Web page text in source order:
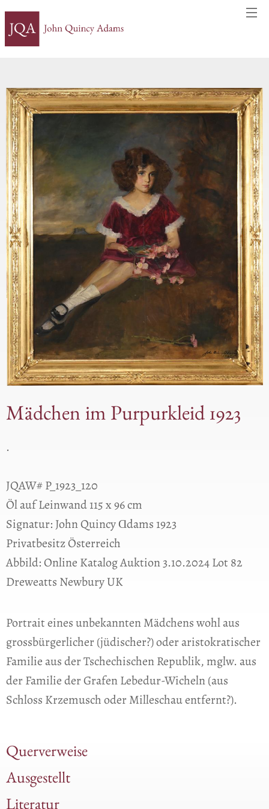
Mädchen im Purpurkleid 1923
.
JQAW# P_1923_120
Öl auf Leinwand 115 x 96 cm
Signatur: John Quincy Ɑdams 1923
Privatbesitz Österreich
Abbild: Online Katalog Auktion 3.10.2024 Lot 82
Dreweatts Newbury UK
Portrait eines unbekannten Mädchens wohl aus
grossbürgerlicher (jüdischer?) oder aristokratischer
Familie aus der Tschechischen Republik, mglw. aus
der Familie der Grafen Lebedur-Wicheln (aus
Schloss Krzemusch oder Milleschau entfernt?).
Querverweise
Ausgestellt